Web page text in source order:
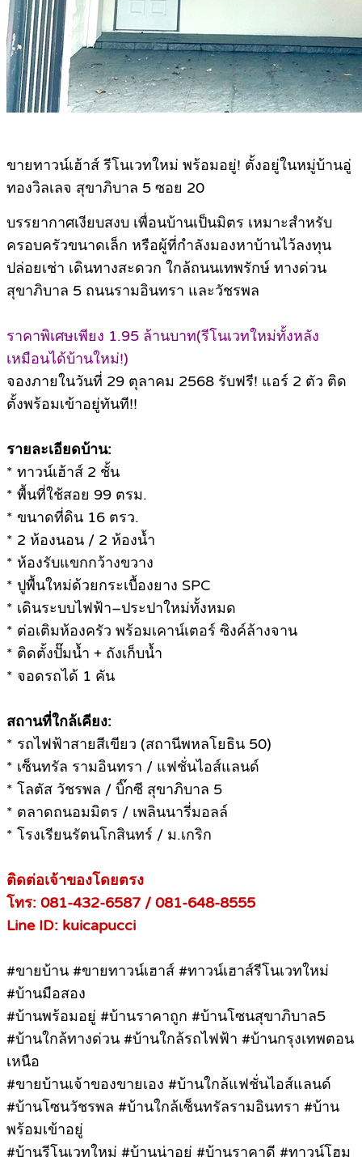
ขายทาวน์เฮ้าส์ รีโนเวทใหม่ พร้อมอยู่! ตั้งอยู่ในหมู่บ้านอู่
ทองวิลเลจ สุขาภิบาล 5 ซอย 20
บรรยากาศเงียบสงบ เพื่อนบ้านเป็นมิตร เหมาะสำหรับ
ครอบครัวขนาดเล็ก หรือผู้ที่กำลังมองหาบ้านไว้ลงทุน
ปล่อยเช่า เดินทางสะดวก ใกล้ถนนเทพรักษ์ ทางด่วน
สุขาภิบาล 5 ถนนรามอินทรา และวัชรพล
ราคาพิเศษเพียง 1.95 ล้านบาท(รีโนเวทใหม่ทั้งหลัง
เหมือนได้บ้านใหม่!)
จองภายในวันที่ 29 ตุลาคม 2568 รับฟรี! แอร์ 2 ตัว ติด
ตั้งพร้อมเข้าอยู่ทันที!!
รายละเอียดบ้าน:
* ทาวน์เฮ้าส์ 2 ชั้น
* พื้นที่ใช้สอย 99 ตรม.
* ขนาดที่ดิน 16 ตรว.
* 2 ห้องนอน / 2 ห้องน้ำ
* ห้องรับแขกกว้างขวาง
* ปูพื้นใหม่ด้วยกระเบื้องยาง SPC
* เดินระบบไฟฟ้า–ประปาใหม่ทั้งหมด
* ต่อเติมห้องครัว พร้อมเคาน์เตอร์ ซิงค์ล้างจาน
* ติดตั้งปั๊มน้ำ + ถังเก็บน้ำ
* จอดรถได้ 1 คัน
สถานที่ใกล้เคียง:
* รถไฟฟ้าสายสีเขียว (สถานีพหลโยธิน 50)
* เซ็นทรัล รามอินทรา / แฟชั่นไอส์แลนด์
* โลตัส วัชรพล / บิ๊กซี สุขาภิบาล 5
* ตลาดถนอมมิตร / เพลินนารี่มอลล์
* โรงเรียนรัตนโกสินทร์ / ม.เกริก
ติดต่อเจ้าของโดยตรง
โทร: 081-432-6587 / 081-648-8555
Line ID: kuicapucci
#ขายบ้าน #ขายทาวน์เฮาส์ #ทาวน์เฮาส์รีโนเวทใหม่
#บ้านมือสอง
#บ้านพร้อมอยู่ #บ้านราคาถูก #บ้านโซนสุขาภิบาล5
#บ้านใกล้ทางด่วน #บ้านใกล้รถไฟฟ้า #บ้านกรุงเทพตอน
เหนือ
#ขายบ้านเจ้าของขายเอง #บ้านใกล้แฟชั่นไอส์แลนด์
#บ้านโซนวัชรพล #บ้านใกล้เซ็นทรัลรามอินทรา #บ้าน
พร้อมเข้าอยู่
#บ้านรีโนเวทใหม่ #บ้านน่าอยู่ #บ้านราคาดี #ทาวน์โฮม